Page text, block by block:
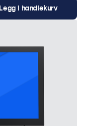
Legg i handlekurv